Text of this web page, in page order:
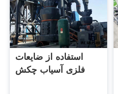
استفاده از ضایعات
فلزی آسیاب چکش